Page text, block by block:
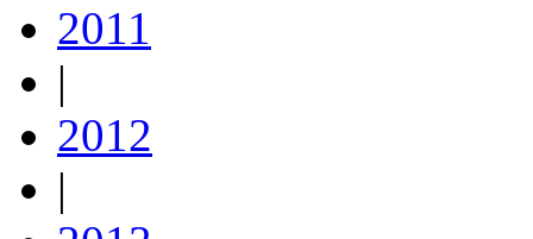
2011
|
2012
|